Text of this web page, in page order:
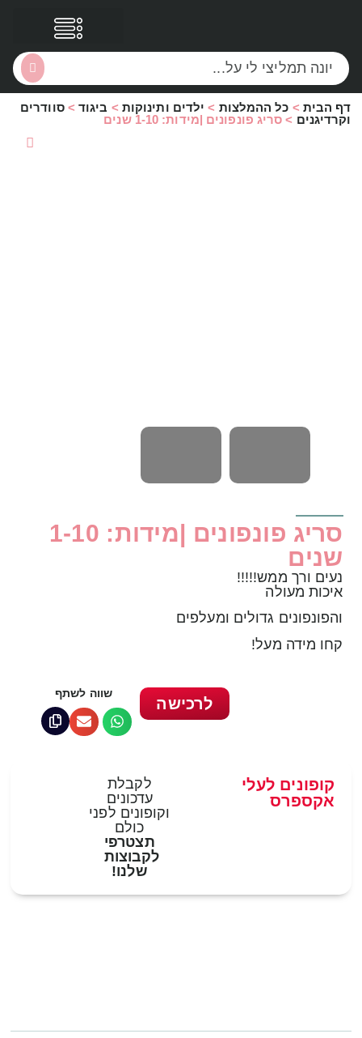
דף הבית > כל ההמלצות > ילדים ותינוקות > ביגוד>סוודרים
וקרדיגנים > סריג פונפונים |מידות: 1-10 שנים
סריג פונפונים |מידות: 1-10
שנים
נעים ורך ממש!!!!!
איכות מעולה
והפונפונים גדולים ומעלפים
קחו מידה מעל!
שווה לשתף
לרכישה
לקבלת
עדכונים
וקופונים לפני
כולם
תצטרפי
לקבוצות
שלנו!
קופונים לעלי
אקספרס